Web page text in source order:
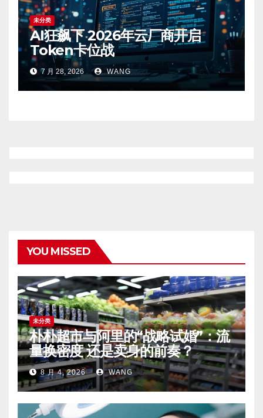
未分类
AI狂飙下 2026年云厂商开启
Token卡位战
7 月 28, 2026 WANG
YOU MISSED
未分类
朴朴超市与阿里的“战略试婚”：流
量换密度 还是卖身的前奏？
8 月 4, 2026 WANG